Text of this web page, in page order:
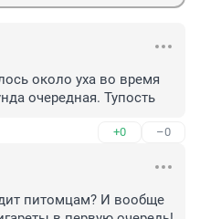
около уха во время
очередная. Тупость
+0 –0
питомцам? И вообще